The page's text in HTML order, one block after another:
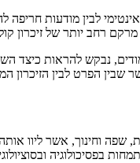
לבין מודעות
מרקם רחב יותר של זיכרון
נבקש להראות כיצד
הפרט לבין הזיכרון
שפה וחינוך, אשר ליוו
בפסיכולוגיה